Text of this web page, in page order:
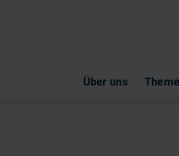
Navigation
Über uns